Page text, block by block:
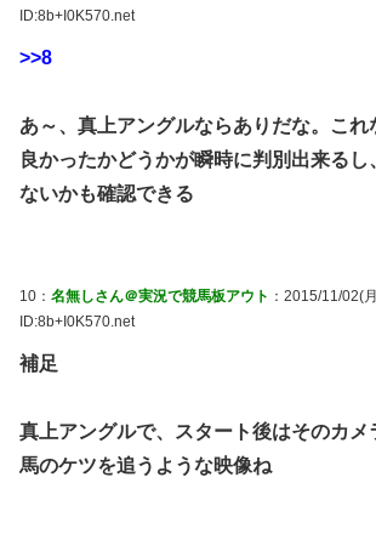
ID:8b+I0K570.net
>>8
あ～、真上アングルならありだな。これ
良かったかどうかが瞬時に判別出来る
ないかも確認できる
10： 名無しさん＠実況で競馬板アウト ：2015/11/02(
ID:8b+I0K570.net
補足
真上アングルで、スタート後はそのカメ
馬のケツを追うような映像ね